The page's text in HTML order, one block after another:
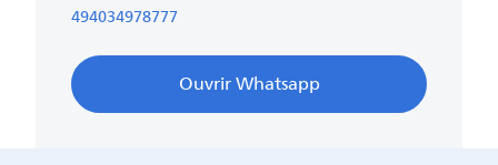
494034978777
Ouvrir Whatsapp